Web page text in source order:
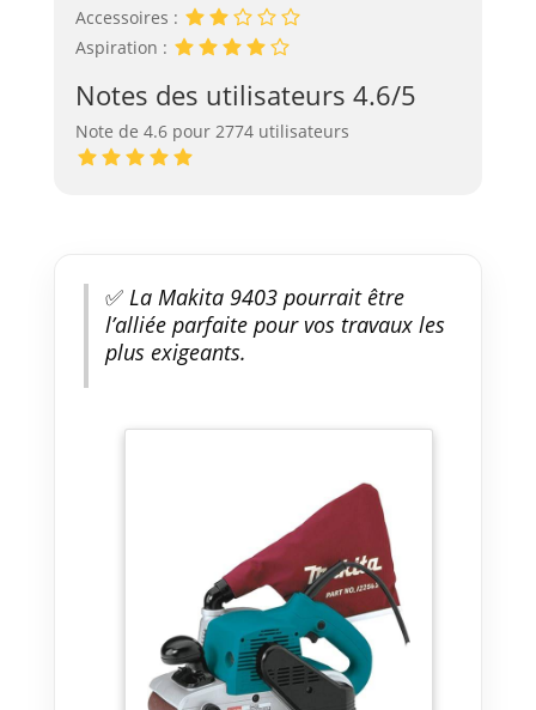
Accessoires :
Aspiration :
Notes des utilisateurs 4.6/5
Note de 4.6 pour 2774 utilisateurs
✅La Makita 9403 pourrait être
l’alliée parfaite pour vos travaux les
plus exigeants.